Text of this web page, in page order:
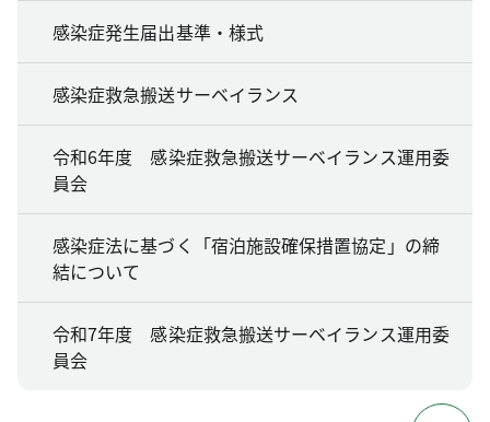
感染症発生届出基準・様式
感染症救急搬送サーベイランス
令和6年度 感染症救急搬送サーベイランス運用委
員会
感染症法に基づく「宿泊施設確保措置協定」の締
結について
令和7年度 感染症救急搬送サーベイランス運用委
員会